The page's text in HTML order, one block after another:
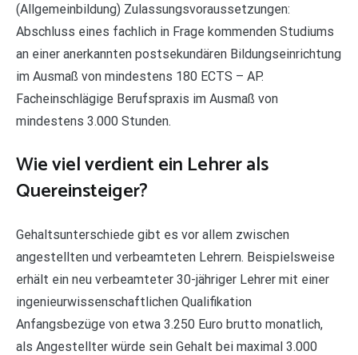
(Allgemeinbildung) Zulassungsvoraussetzungen:
Abschluss eines fachlich in Frage kommenden Studiums
an einer anerkannten postsekundären Bildungseinrichtung
im Ausmaß von mindestens 180 ECTS – AP.
Facheinschlägige Berufspraxis im Ausmaß von
mindestens 3.000 Stunden.
Wie viel verdient ein Lehrer als
Quereinsteiger?
Gehaltsunterschiede gibt es vor allem zwischen
angestellten und verbeamteten Lehrern. Beispielsweise
erhält ein neu verbeamteter 30-jähriger Lehrer mit einer
ingenieurwissenschaftlichen Qualifikation
Anfangsbezüge von etwa 3.250 Euro brutto monatlich,
als Angestellter würde sein Gehalt bei maximal 3.000